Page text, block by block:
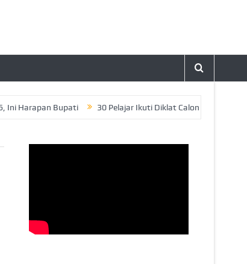
Bupati 30 Pelajar Ikuti Diklat Calon Paskibraka